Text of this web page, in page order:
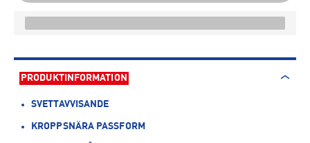
PRODUKTINFORMATION
SVETTAVVISANDE
KROPPSNÄRA PASSFORM